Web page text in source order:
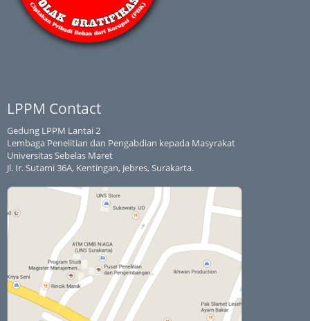
LPPM Contact
Gedung LPPM Lantai 2
Lembaga Penelitian dan Pengabdian kepada Masyrakat
Universitas Sebelas Maret
Jl. Ir. Sutami 36A, Kentingan, Jebres, Surakarta.